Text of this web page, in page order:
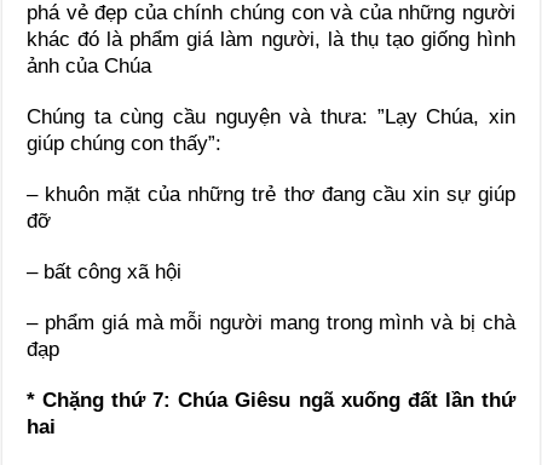
phá vẻ đẹp của chính chúng con và của những người
khác đó là phẩm giá làm người, là thụ tạo giống hình
ảnh của Chúa
Chúng ta cùng cầu nguyện và thưa: ”Lạy Chúa, xin
giúp chúng con thấy”:
– khuôn mặt của những trẻ thơ đang cầu xin sự giúp
đỡ
– bất công xã hội
– phẩm giá mà mỗi người mang trong mình và bị chà
đạp
* Chặng thứ 7: Chúa Giêsu ngã xuống đất lần thứ
hai